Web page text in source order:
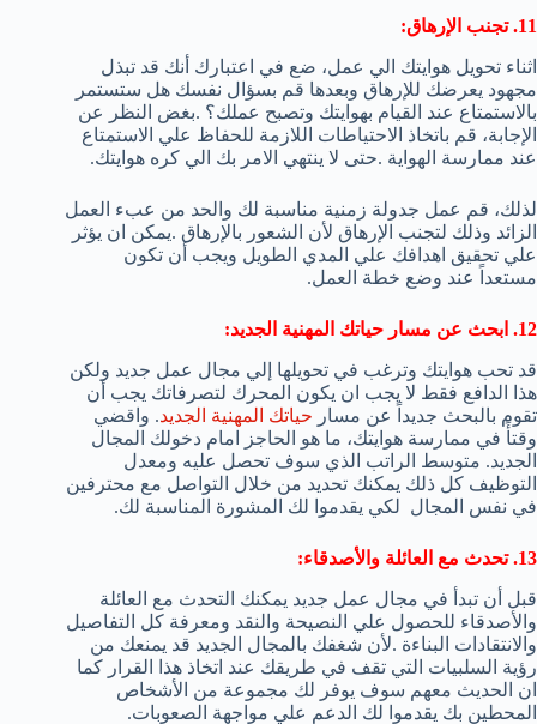
11. تجنب الإرهاق:
اثناء تحويل هوايتك الي عمل، ضع في اعتبارك أنك قد تبذل
مجهود يعرضك للإرهاق وبعدها قم بسؤال نفسك هل ستستمر
بالاستمتاع عند القيام بهوايتك وتصبح عملك؟ .بغض النظر عن
الإجابة، قم باتخاذ الاحتياطات اللازمة للحفاظ علي الاستمتاع
عند ممارسة الهواية .حتى لا ينتهي الامر بك الي كره هوايتك.
لذلك، قم عمل جدولة زمنية مناسبة لك والحد من عبء العمل
الزائد وذلك لتجنب الإرهاق لأن الشعور بالإرهاق .يمكن ان يؤثر
علي تحقيق اهدافك علي المدي الطويل ويجب أن تكون
مستعداً عند وضع خطة العمل.
12. ابحث عن مسار حياتك المهنية الجديد:
قد تحب هوايتك وترغب في تحويلها إلي مجال عمل جديد ولكن
هذا الدافع فقط لا يجب ان يكون المحرك لتصرفاتك يجب أن
تقوم بالبحث جديداً عن مسار حياتك المهنية الجديد. واقضي
وقتأً في ممارسة هوايتك، ما هو الحاجز امام دخولك المجال
الجديد. متوسط الراتب الذي سوف تحصل عليه ومعدل
التوظيف كل ذلك يمكنك تحديد من خلال التواصل مع محترفين
في نفس المجال لكي يقدموا لك المشورة المناسبة لك.
13. تحدث مع العائلة والأصدقاء:
قبل أن تبدأ في مجال عمل جديد يمكنك التحدث مع العائلة
والأصدقاء للحصول علي النصيحة والنقد ومعرفة كل التفاصيل
والانتقادات البناءة .لأن شغفك بالمجال الجديد قد يمنعك من
رؤية السلبيات التي تقف في طريقك عند اتخاذ هذا القرار كما
ان الحديث معهم سوف يوفر لك مجموعة من الأشخاص
المحطين بك يقدموا لك الدعم علي مواجهة الصعوبات.